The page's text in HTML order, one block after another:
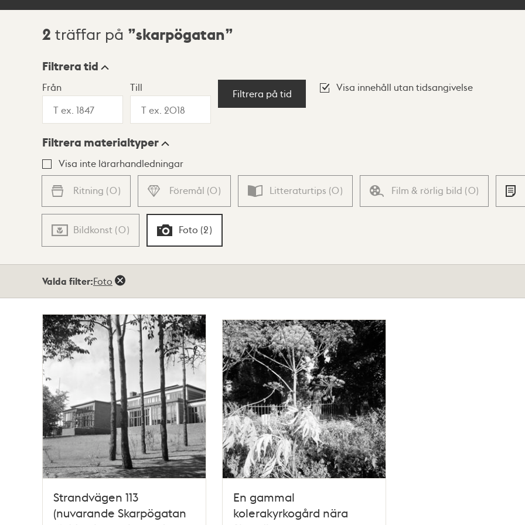
Sökresultat
2 träffar på skarpögatan
Visningsläge
Lista Karta
Filtrera tid
Från Till
Filtrera på tid
Visa innehåll utan tidsangivelse
Filtrera materialtyper
Visa inte lärarhandledningar
Ritning (0) Föremål (0) Litteraturtips (0) Film & rörlig bild (0)
Bildkonst (0) Foto (2)
Valda filter:Foto
Strandvägen 113
(nuvarande Skarpögatan
En gammal
kolerakyrkogård nära